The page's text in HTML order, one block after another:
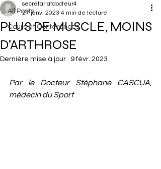
All Posts
Cours et Conférences
PLUS DE MUSCLE, MOINS
D’ARTHROSE
secretariatdocteur4
27 janv. 2023 4 min de lecture
Dernière mise à jour : 9 févr. 2023
Par le Docteur Stéphane CASCUA,
médecin du Sport